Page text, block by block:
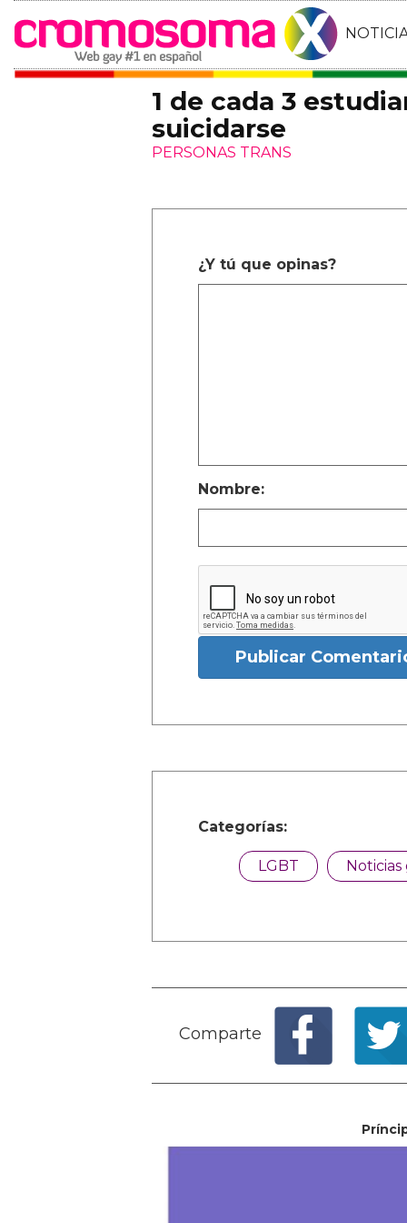
1 de cada 3
suicidarse
PERSONAS TRANS
¿Y tú que opinas?
Nombre:
Publicar
Categorías:
LGBT Noticias
Comparte